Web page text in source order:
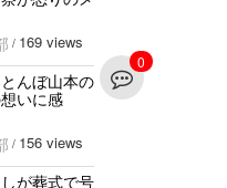
0
/ 169 views
んぼ山本の
いに感
/ 156 views
が葬式で号